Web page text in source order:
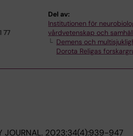
77
Del av:
Institutionen för
vårdvetenskap och
Demens och
Dorota Religas
JOURNAL. 2023;34(4):939-947